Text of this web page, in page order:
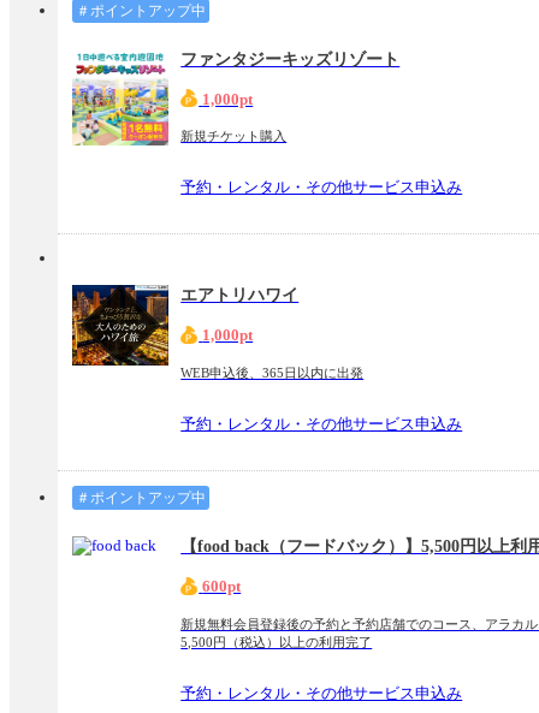
＃ポイントアップ中
ファンタジーキッズリゾート
1,000pt
新規チケット購入
予約・レンタル・その他サービス申込み
エアトリハワイ
1,000pt
WEB申込後、365日以内に出発
予約・レンタル・その他サービス申込み
＃ポイントアップ中
【food back（フードバック）】5,500円以上利
600pt
新規無料会員登録後の予約と予約店舗でのコース、アラカ
5,500円（税込）以上の利用完了
予約・レンタル・その他サービス申込み